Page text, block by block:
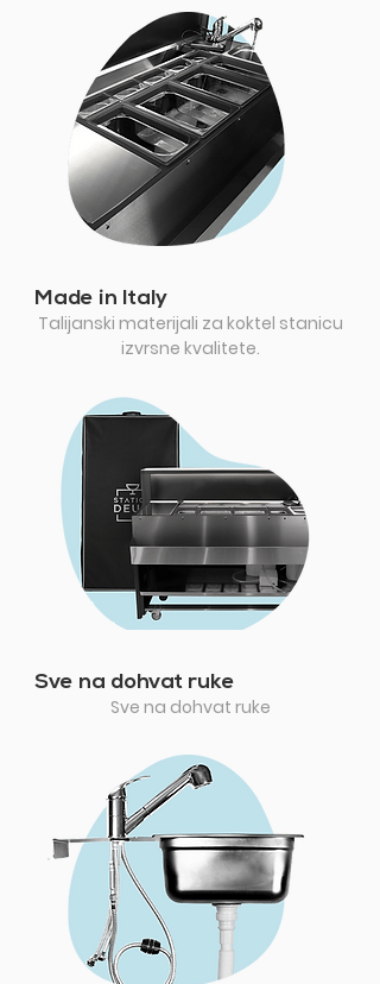
Made in Italy
Talijanski materijali za koktel stanicu
izvrsne kvalitete.
Sve na dohvat ruke
Sve na dohvat ruke